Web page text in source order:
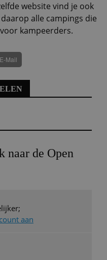
website vind je ook
alle campings die
kampeerders.
E-Mail
naar de Open
aan